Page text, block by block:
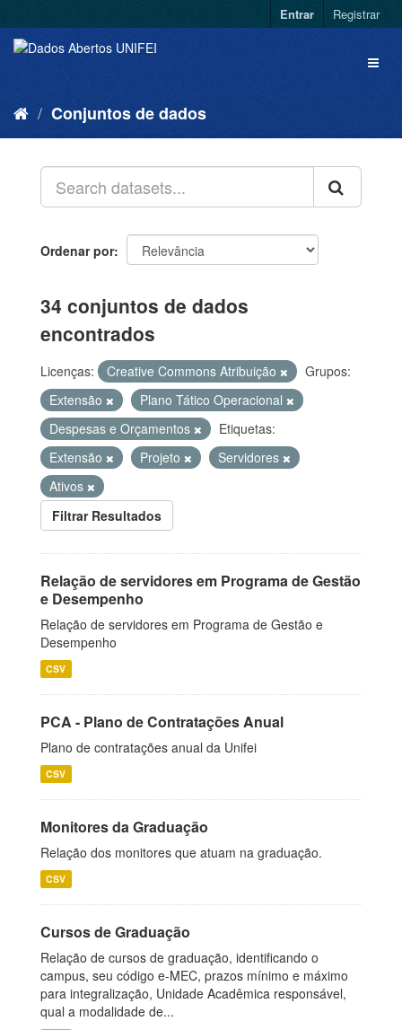
Entrar Registrar
Conjuntos de dados
Ordenar por
34 conjuntos de dados
encontrados
Licenças: Creative Commons Atribuição
Grupos:
Extensão
Plano Tático Operacional
Despesas e Orçamentos
Etiquetas:
Extensão
Projeto
Servidores
Ativos
Filtrar Resultados
Relação de servidores em Programa de Gestão
e Desempenho
Relação de servidores em Programa de Gestão e
Desempenho
CSV
PCA - Plano de Contratações Anual
Plano de contratações anual da Unifei
CSV
Monitores da Graduação
Relação dos monitores que atuam na graduação.
CSV
Cursos de Graduação
Relação de cursos de graduação, identificando o
campus, seu código e-MEC, prazos mínimo e máximo
para integralização, Unidade Acadêmica responsável,
qual a modalidade de...